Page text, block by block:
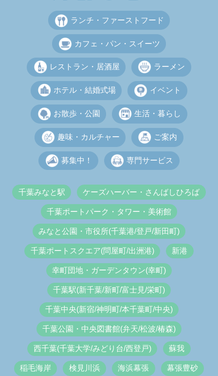
ランチ・ファーストフード
カフェ・パン・スイーツ
レストラン・居酒屋 ラーメン
ホテル・結婚式場 イベント
お散歩・公園 生活・暮らし
趣味・カルチャー ご案内
募集中！ 専門サービス
千葉みなと駅 ケーズハーバー・さんばしひろば
千葉ポートパーク・タワー・美術館
みなと公園・市役所(千葉港/登戸/新田町)
千葉ポートスクエア(問屋町/出洲港) 新港
幸町団地・ガーデンタウン(幸町)
千葉駅(新千葉/新町/富士見/栄町)
千葉中央(新宿/神明町/本千葉町/中央)
千葉公園・中央図書館(弁天/松波/椿森)
西千葉(千葉大学/みどり台/西登戸) 蘇我
稲毛海岸 検見川浜 海浜幕張 幕張豊砂